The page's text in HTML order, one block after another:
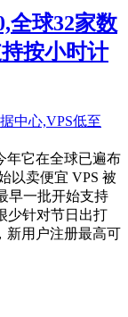
全球32家数
按小时计
年它在全球已遍布
以卖便宜 VPS 被
早一批开始支持
少针对节日出打
新用户注册最高可